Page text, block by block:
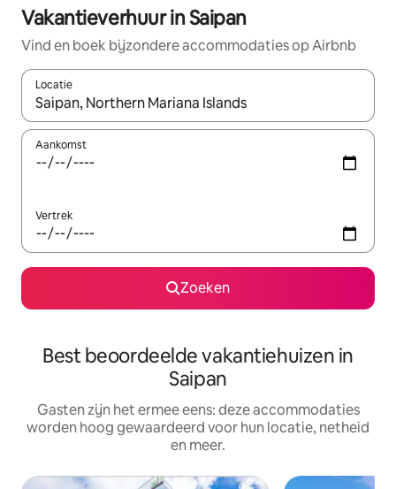
Vakantieverhuur in Saipan
Vind en boek bijzondere accommodaties op Airbnb
Locatie
Wanneer er suggesties beschikbaar zijn, maak je een keuze
Aankomst
Vertrek
Zoeken
Best beoordeelde vakantiehuizen in
Saipan
Gasten zijn het ermee eens: deze accommodaties
worden hoog gewaardeerd voor hun locatie, netheid
en meer.